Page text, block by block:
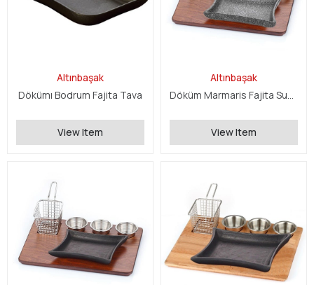
Altınbaşak
Dökümı Bodrum Fajita Tava
View Item
Altınbaşak
Döküm Marmaris Fajita Sunum Seti
View Item